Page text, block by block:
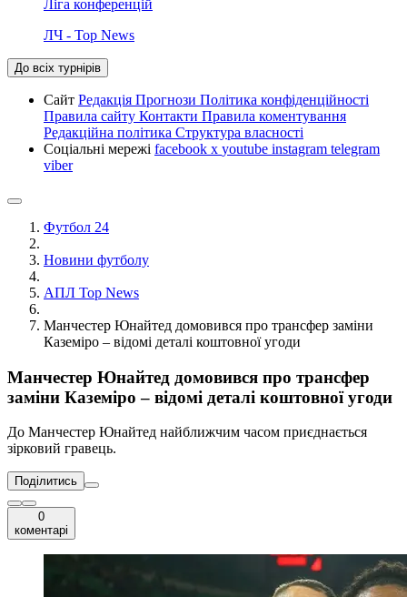
Ліга конференцій
ЛЧ - Top News
До всіх турнірів
Сайт Редакція Прогнози Політика конфіденційності
Правила сайту Контакти Правила коментування
Редакційна політика Структура власності
Соціальні мережі facebook x youtube instagram telegram
viber
Футбол 24
Новини футболу
АПЛ Top News
Манчестер Юнайтед домовився про трансфер заміни
Каземіро – відомі деталі коштовної угоди
Манчестер Юнайтед домовився про трансфер
заміни Каземіро – відомі деталі коштовної угоди
До Манчестер Юнайтед найближчим часом приєднається
зірковий гравець.
Поділитись
0
коментарі